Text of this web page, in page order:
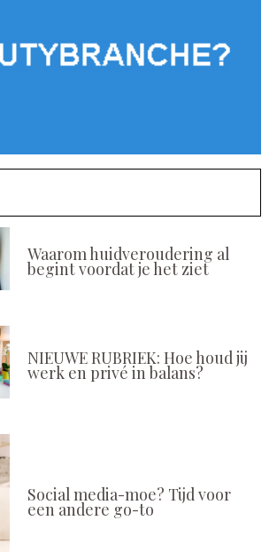
Waarom huidveroudering al
begint voordat je het ziet
NIEUWE RUBRIEK: Hoe houd jij
werk en privé in balans?
Social media-moe? Tijd voor
een andere go-to